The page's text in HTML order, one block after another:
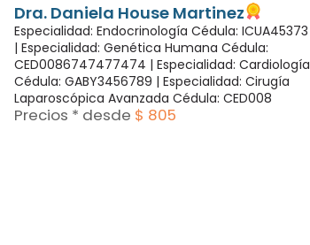
Dra. Daniela House Martinez
Especialidad: Endocrinología Cédula: ICUA45373
| Especialidad: Genética Humana Cédula:
CED0086747477474 | Especialidad: Cardiología
Cédula: GABY3456789 | Especialidad: Cirugía
Laparoscópica Avanzada Cédula: CED008
Precios * desde $ 805